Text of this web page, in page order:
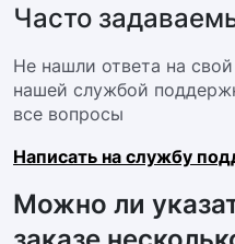
Часто
Не нашли ответа на
нашей службой
все вопросы
Написать на службу
Можно ли